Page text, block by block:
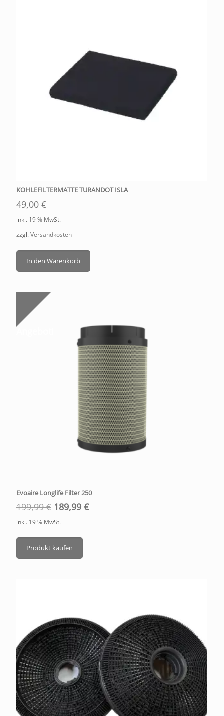
KOHLEFILTERMATTE TURANDOT ISLA
49,00 €
inkl. 19 % MwSt.
zzgl.Versandkosten
In den Warenkorb
Evoaire Longlife Filter 250
199,99€ 189,99 €
inkl. 19 % MwSt.
Produkt kaufen